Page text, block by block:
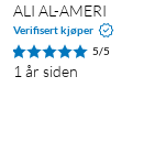
ALI AL-AMERI
Verifisert kjøper
5/5
1 år siden